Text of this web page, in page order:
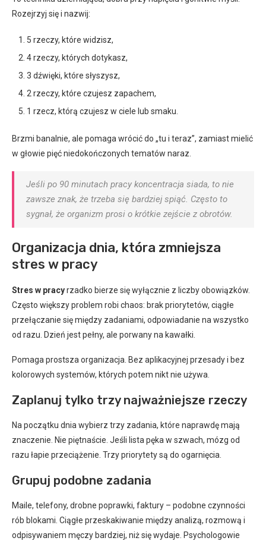
Rozejrzyj się i nazwij:
5 rzeczy, które widzisz,
4 rzeczy, których dotykasz,
3 dźwięki, które słyszysz,
2 rzeczy, które czujesz zapachem,
1 rzecz, którą czujesz w ciele lub smaku.
Brzmi banalnie, ale pomaga wrócić do „tu i teraz”, zamiast mielić
w głowie pięć niedokończonych tematów naraz.
Jeśli po 90 minutach pracy koncentracja siada, to nie
zawsze znak, że trzeba się bardziej spiąć. Często to
sygnał, że organizm prosi o krótkie zejście z obrotów.
Organizacja dnia, która zmniejsza
stres w pracy
Stres w pracyrzadko bierze się wyłącznie z liczby obowiązków.
Często większy problem robi chaos: brak priorytetów, ciągłe
przełączanie się między zadaniami, odpowiadanie na wszystko
od razu. Dzień jest pełny, ale porwany na kawałki.
Pomaga prostsza organizacja. Bez aplikacyjnej przesady i bez
kolorowych systemów, których potem nikt nie używa.
Zaplanuj tylko trzy najważniejsze rzeczy
Na początku dnia wybierz trzy zadania, które naprawdę mają
znaczenie. Nie piętnaście. Jeśli lista pęka w szwach, mózg od
razu łapie przeciążenie. Trzy priorytety są do ogarnięcia.
Grupuj podobne zadania
Maile, telefony, drobne poprawki, faktury – podobne czynności
rób blokami. Ciągłe przeskakiwanie między analizą, rozmową i
odpisywaniem męczy bardziej, niż się wydaje. Psychologowie